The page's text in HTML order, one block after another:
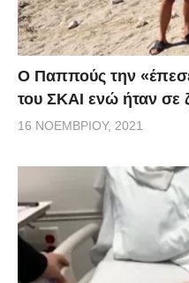
Ο Παππούς την
του ΣΚΑΙ ενώ ήταν σε
16 ΝΟΕΜΒΡΊΟΥ, 2021